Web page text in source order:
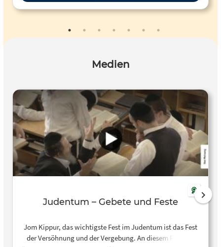
Medien
Judentum – Gebete und Feste
Jom Kippur, das wichtigste Fest im Judentum ist das Fest
der Versöhnung und der Vergebung. An diesem Feiertag